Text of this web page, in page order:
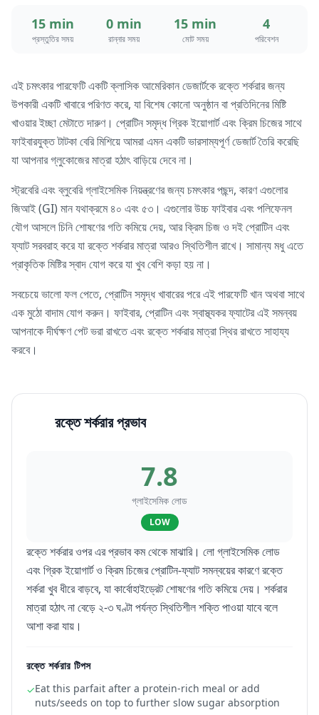
15 min
প্রস্তুতির সময়
0 min
রান্নার সময়
15 min
মোট সময়
4
পরিবেশন
এই চমৎকার পারফেটি একটি ক্লাসিক আমেরিকান ডেজার্টকে রক্তে শর্করার জন্য
উপকারী একটি খাবারে পরিণত করে, যা বিশেষ কোনো অনুষ্ঠান বা প্রতিদিনের মিষ্টি
খাওয়ার ইচ্ছা মেটাতে দারুণ। প্রোটিন সমৃদ্ধ গ্রিক ইয়োগার্ট এবং ক্রিম চিজের সাথে
ফাইবারযুক্ত টাটকা বেরি মিশিয়ে আমরা এমন একটি ভারসাম্যপূর্ণ ডেজার্ট তৈরি করেছি
যা আপনার গ্লুকোজের মাত্রা হঠাৎ বাড়িয়ে দেবে না।
স্ট্রবেরি এবং ব্লুবেরি গ্লাইসেমিক নিয়ন্ত্রণের জন্য চমৎকার পছন্দ, কারণ এগুলোর
জিআই (GI) মান যথাক্রমে ৪০ এবং ৫৩। এগুলোর উচ্চ ফাইবার এবং পলিফেনল
যৌগ আসলে চিনি শোষণের গতি কমিয়ে দেয়, আর ক্রিম চিজ ও দই প্রোটিন এবং
ফ্যাট সরবরাহ করে যা রক্তে শর্করার মাত্রা আরও স্থিতিশীল রাখে। সামান্য মধু এতে
প্রাকৃতিক মিষ্টির স্বাদ যোগ করে যা খুব বেশি কড়া হয় না।
সবচেয়ে ভালো ফল পেতে, প্রোটিন সমৃদ্ধ খাবারের পরে এই পারফেটি খান অথবা সাথে
এক মুঠো বাদাম যোগ করুন। ফাইবার, প্রোটিন এবং স্বাস্থ্যকর ফ্যাটের এই সমন্বয়
আপনাকে দীর্ঘক্ষণ পেট ভরা রাখতে এবং রক্তে শর্করার মাত্রা স্থির রাখতে সাহায্য
করবে।
রক্তে শর্করার প্রভাব
7.8
গ্লাইসেমিক লোড
LOW
রক্তে শর্করার ওপর এর প্রভাব কম থেকে মাঝারি। লো গ্লাইসেমিক লোড
এবং গ্রিক ইয়োগার্ট ও ক্রিম চিজের প্রোটিন-ফ্যাট সমন্বয়ের কারণে রক্তে
শর্করা খুব ধীরে বাড়বে, যা কার্বোহাইড্রেট শোষণের গতি কমিয়ে দেয়। শর্করার
মাত্রা হঠাৎ না বেড়ে ২-৩ ঘণ্টা পর্যন্ত স্থিতিশীল শক্তি পাওয়া যাবে বলে
আশা করা যায়।
রক্তে শর্করার টিপস
✓Eat this parfait after a protein-rich meal or add
nuts/seeds on top to further slow sugar absorption